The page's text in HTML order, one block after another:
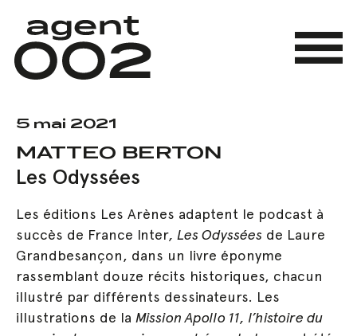
main
content
Menu
5 mai 2021
MATTEO BERTON
Les Odyssées
Les éditions Les Arènes adaptent le podcast à
succès de France Inter, Les Odyssées de Laure
Grandbesançon, dans un livre éponyme
rassemblant douze récits historiques, chacun
illustré par différents dessinateurs. Les
illustrations de la Mission Apollo 11, l’histoire du